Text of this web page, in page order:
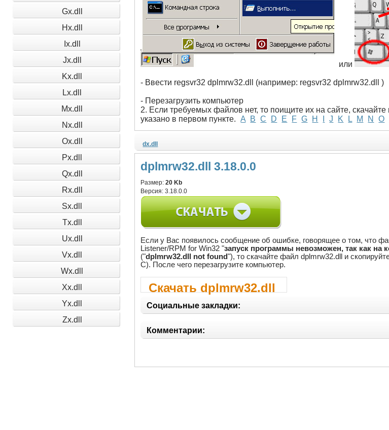
Gx.dll
Hx.dll
Ix.dll
Jx.dll
Kx.dll
Lx.dll
Mx.dll
Nx.dll
Ox.dll
Px.dll
Qx.dll
Rx.dll
Sx.dll
Tx.dll
Ux.dll
Vx.dll
Wx.dll
Xx.dll
Yx.dll
Zx.dll
или
- Ввести regsvr32 dplmrw32.dll (например: regsvr32 dplmrw32.dll )
- Перезагрузить компьютер
2. Если требуемых файлов нет, то поищите их на сайте,
указано в первом пункте.
A B C D E F G H J K L M N O
dx.dll
dplmrw32.dll 3.18.0.0
Размер:20 Kb
Версия:3.18.0.0
Если у Вас появилось сообщение об ошибке, говорящее о том, что
Listener/RPM for Win32 "запуск программы невозможен, так как на
("dplmrw32.dll not found"), то скачайте файл dplmrw32.dll и
C). После чего перезагрузите компьютер.
Скачать dplmrw32.dll
Социальные закладки:
Комментарии: